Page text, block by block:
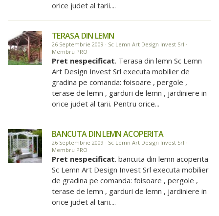
orice judet al tarii....
TERASA DIN LEMN
26 Septembrie 2009 · Sc Lemn Art Design Invest Srl ·
Membru PRO
Pret nespecificat. Terasa din lemn Sc Lemn
Art Design Invest Srl executa mobilier de
gradina pe comanda: foisoare , pergole ,
terase de lemn , garduri de lemn , jardiniere in
orice judet al tarii. Pentru orice...
BANCUTA DIN LEMN ACOPERITA
26 Septembrie 2009 · Sc Lemn Art Design Invest Srl ·
Membru PRO
Pret nespecificat. bancuta din lemn acoperita
Sc Lemn Art Design Invest Srl executa mobilier
de gradina pe comanda: foisoare , pergole ,
terase de lemn , garduri de lemn , jardiniere in
orice judet al tarii....